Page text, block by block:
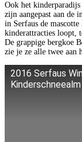
Ook het kinderparadijs
zijn aangepast aan de
in Serfaus de
kinderattracties loopt,
De grappige bergkoe
zie je ze alle twee aan
2016 Serfaus